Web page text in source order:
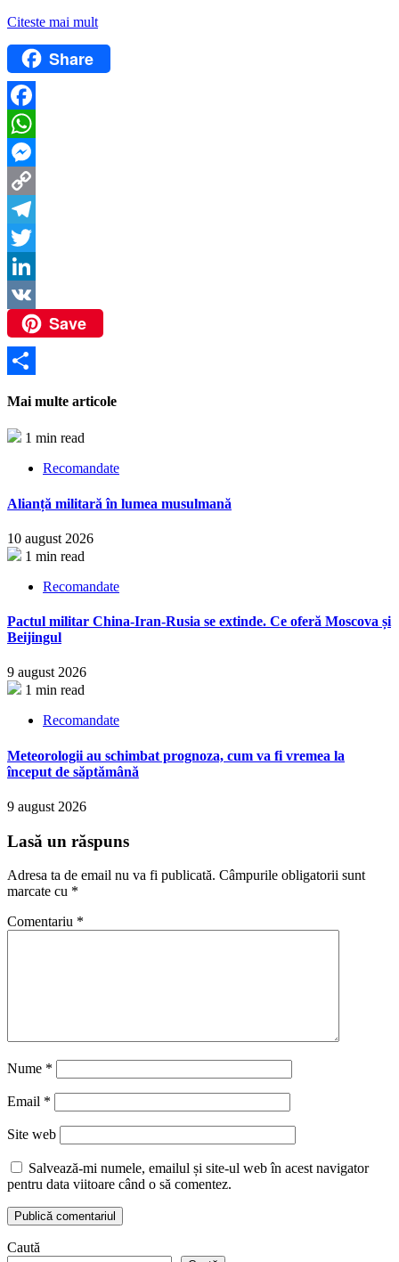
Citeste mai mult
Share
Facebook
WhatsApp
Messenger
Copy
Link
Telegram
Twitter
LinkedIn
VK
Save
Mai multe articole
1 min read
Recomandate
Alianță militară în lumea musulmană
10 august 2026
1 min read
Recomandate
Pactul militar China-Iran-Rusia se extinde. Ce oferă Moscova și
Beijingul
9 august 2026
1 min read
Recomandate
Meteorologii au schimbat prognoza, cum va fi vremea la
început de săptămână
9 august 2026
Lasă un răspuns
Adresa ta de email nu va fi publicată. Câmpurile obligatorii sunt
marcate cu *
Comentariu *
Nume *
Email *
Site web
Salvează-mi numele, emailul și site-ul web în acest navigator
pentru data viitoare când o să comentez.
Caută